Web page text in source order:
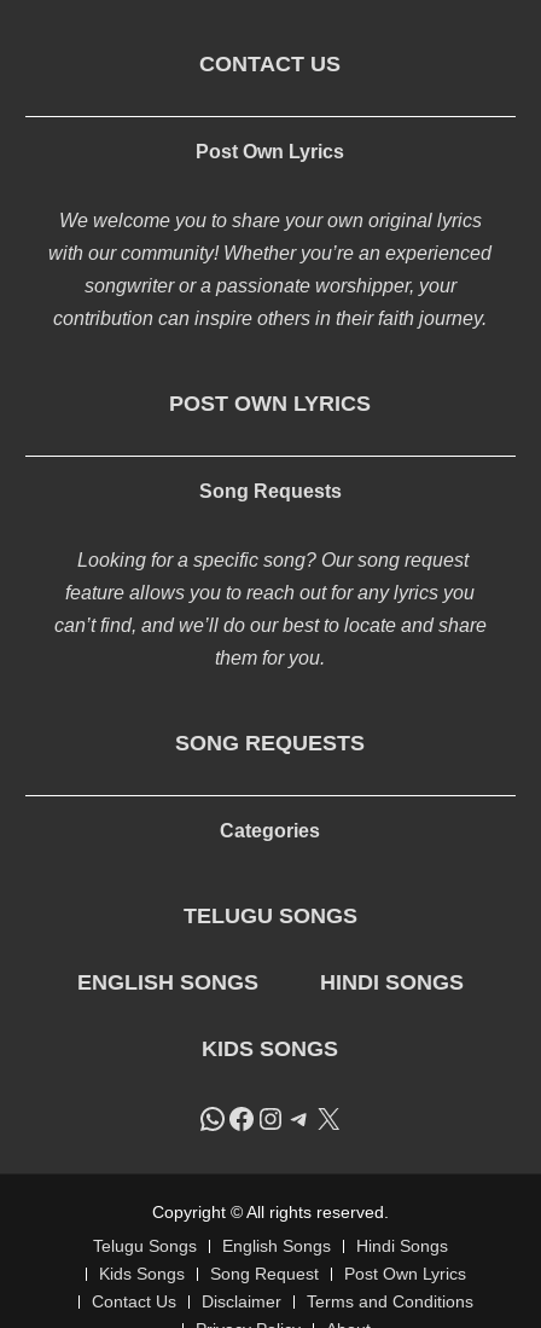
CONTACT US
Post Own Lyrics
We welcome you to share your own original lyrics
with our community! Whether you’re an experienced
songwriter or a passionate worshipper, your
contribution can inspire others in their faith journey.
POST OWN LYRICS
Song Requests
Looking for a specific song? Our song request
feature allows you to reach out for any lyrics you
can’t find, and we’ll do our best to locate and share
them for you.
SONG REQUESTS
Categories
TELUGU SONGS
ENGLISH SONGS HINDI SONGS
KIDS SONGS
WhatsApp
Facebook
Instagram
Telegram
X
Copyright © All rights reserved.
Telugu Songs
English Songs
Hindi Songs
Kids Songs
Song Request
Post Own Lyrics
Contact Us
Disclaimer
Terms and Conditions